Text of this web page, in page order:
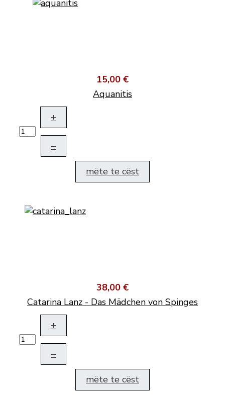
15,00 €
Aquanitis
+
–
mëte te cëst
38,00 €
Catarina Lanz - Das Mädchen von Spinges
+
–
mëte te cëst